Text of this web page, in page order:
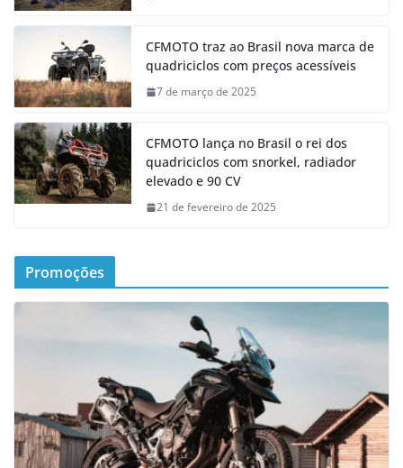
CFMOTO traz ao Brasil nova marca de
quadriciclos com preços acessíveis
7 de março de 2025
CFMOTO lança no Brasil o rei dos
quadriciclos com snorkel, radiador
elevado e 90 CV
21 de fevereiro de 2025
Promoções